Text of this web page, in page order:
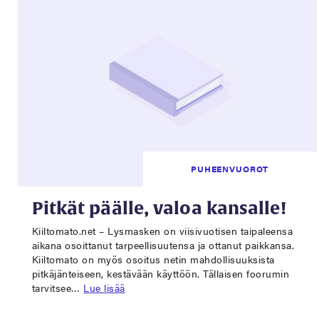
PUHEENVUOROT
Pitkät päälle, valoa kansalle!
Kiiltomato.net – Lysmasken on viisivuotisen taipaleensa
aikana osoittanut tarpeellisuutensa ja ottanut paikkansa.
Kiiltomato on myös osoitus netin mahdollisuuksista
pitkäjänteiseen, kestävään käyttöön. Tällaisen foorumin
tarvitsee… Lue lisää